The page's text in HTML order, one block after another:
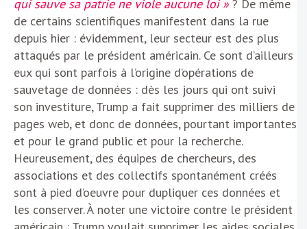
qui sauve sa patrie ne viole aucune loi » ? De même
de certains scientifiques manifestent dans la rue
depuis hier : évidemment, leur secteur est des plus
attaqués par le président américain. Ce sont d’ailleurs
eux qui sont parfois à l’origine d’opérations de
sauvetage de données : dès les jours qui ont suivi
son investiture, Trump a fait supprimer des milliers de
pages web, et donc de données, pourtant importantes
et pour le grand public et pour la recherche.
Heureusement, des équipes de chercheurs, des
associations et des collectifs spontanément créés
sont à pied d’oeuvre pour dupliquer ces données et
les conserver. À noter une victoire contre le président